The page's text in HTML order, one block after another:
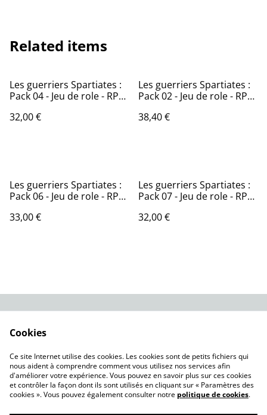
Related items
Les guerriers Spartiates :
Pack 04 - Jeu de role - RPG
32,00 €
Les guerriers Spartiates :
Pack 02 - Jeu de role - RPG
38,40 €
Les guerriers Spartiates :
Pack 06 - Jeu de role - RPG
33,00 €
Les guerriers Spartiates :
Pack 07 - Jeu de role - RPG
32,00 €
Nos modèles à
télécharger
Cookies
Ce site Internet utilise des cookies. Les cookies sont de petits fichiers qui
nous aident à comprendre comment vous utilisez nos services afin
d'améliorer votre expérience. Vous pouvez en savoir plus sur ces cookies
et contrôler la façon dont ils sont utilisés en cliquant sur « Paramètres des
cookies ». Vous pouvez également consulter notre politique de cookies.